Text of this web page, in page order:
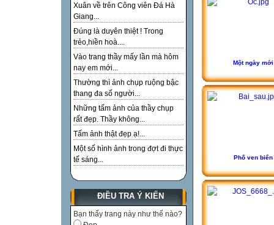
Xuân về trên Công viên Đá Hà
Giang...
Đúng là duyên thiệt ! Trong
trẻo,hiền hoà....
Vào trang thầy mấy lần mà hôm
nay em mới...
Thường thì ảnh chụp ruộng bậc
thang đa số người...
Những tấm ảnh của thầy chụp
rất đẹp. Thầy không...
Tấm ảnh thật đẹp ạ!...
Một số hình ảnh trong đợt đi thực
tế sáng...
ĐIỀU TRA Ý KIẾN
Bạn thấy trang này như thế nào?
Một ngày mới
Phố ven biển